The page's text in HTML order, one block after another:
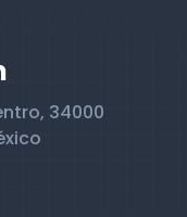
34000